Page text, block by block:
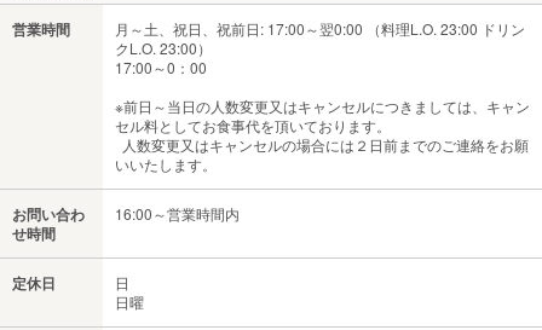
営業時間
月～土、祝日、祝前日: 17:00～翌0:00 （料理L.O. 23:00 ドリン
クL.O. 23:00）
17:00～0：00
※前日～当日の人数変更又はキャンセルにつきましては、キャン
セル料としてお食事代を頂いております。
人数変更又はキャンセルの場合には２日前までのご連絡をお願
いいたします。
お問い合わ
せ時間
16:00～営業時間内
定休日
日
日曜